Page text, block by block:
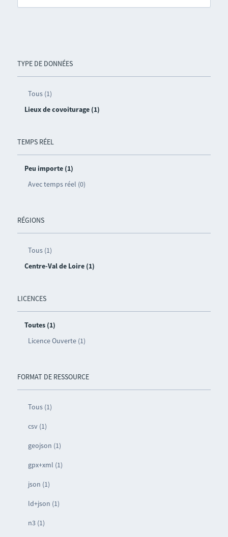
TYPE DE DONNÉES
Tous (1)
Lieux de covoiturage (1)
TEMPS RÉEL
Peu importe (1)
Avec temps réel (0)
RÉGIONS
Tous (1)
Centre-Val de Loire (1)
LICENCES
Toutes (1)
Licence Ouverte (1)
FORMAT DE RESSOURCE
Tous (1)
csv (1)
geojson (1)
gpx+xml (1)
json (1)
ld+json (1)
n3 (1)